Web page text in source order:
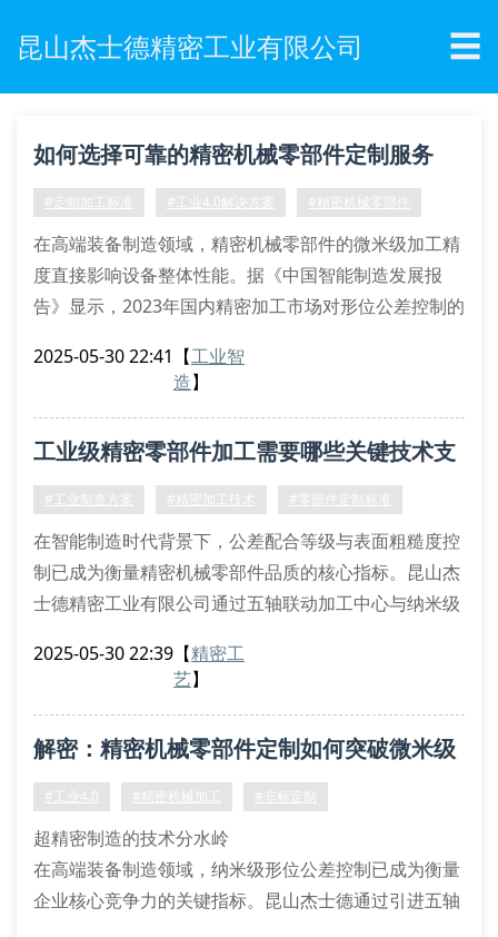
昆山杰士德精密工业有限公司 ☰
如何选择可靠的精密机械零部件定制服务
商？
#定制加工标准 #工业4.0解决方案 #精密机械零部件
在高端装备制造领域，精密机械零部件的微米级加工精
度直接影响设备整体性能。据《中国智能制造发展报
告》显示，2023年国内精密加工市场对形位公差控制的
力和在线检测系统提出严峻考验。
化重构，结合有限元拓扑优化进行应力分布仿真。其自
主研发的纳米级补偿算法可将数控系统的定位误差控制
2025-05-30 22:41 【工业智
造】
工业级精密零部件加工需要哪些关键技术支
撑？
#工业制造方案 #精密加工技术 #零部件定制标准
在智能制造时代背景下，公差配合等级与表面粗糙度控
制已成为衡量精密机械零部件品质的核心指标。昆山杰
士德精密工业有限公司通过五轴联动加工中心与纳米级
mk等级范围内，满足航空航天、医疗设备等领域的严
在热等静压成型工艺中，我们采用梯度温控系统对316l
不锈钢进行相变调控，配合残余应力消除算法，使关键
2025-05-30 22:39 【精密工
艺】
解密：精密机械零部件定制如何突破微米级
精度瓶颈？
#工业4.0 #精密机械加工 #非标定制
超精密制造的技术分水岭
在高端装备制造领域，纳米级形位公差控制已成为衡量
企业核心竞争力的关键指标。昆山杰士德通过引进五轴